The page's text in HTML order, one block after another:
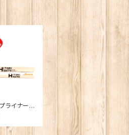
ライナー N
ピンク